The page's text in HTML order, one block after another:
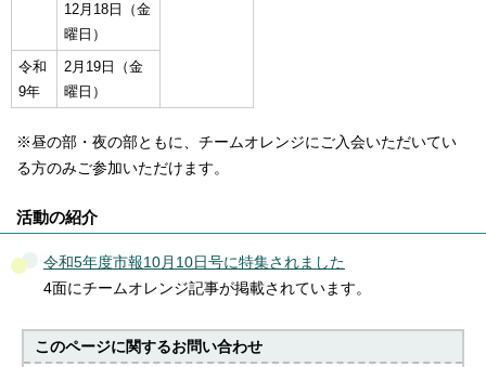
12月18日（金
曜日）
令和
9年
2月19日（金
曜日）
※昼の部・夜の部ともに、チームオレンジにご入会いただいてい
る方のみご参加いただけます。
活動の紹介
令和5年度市報10月10日号に特集されました
4面にチームオレンジ記事が掲載されています。
このページに関するお問い合わせ